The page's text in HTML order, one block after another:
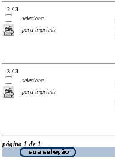
2 / 3
seleciona
para imprimir
3 / 3
seleciona
para imprimir
página 1 de 1